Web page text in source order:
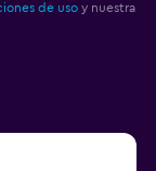
de uso y nuestra